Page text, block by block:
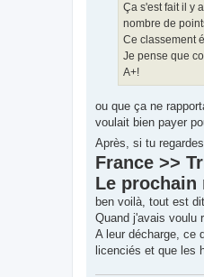
Ça s'est fait il y
nombre de
Ce classement
Je pense que
A+!
ou que ça ne
voulait bien payer
Après, si tu
France >>
Le prochain
ben voilà, tout est dit
Quand j'avais voulu
A leur décharge, ce
licenciés et que les